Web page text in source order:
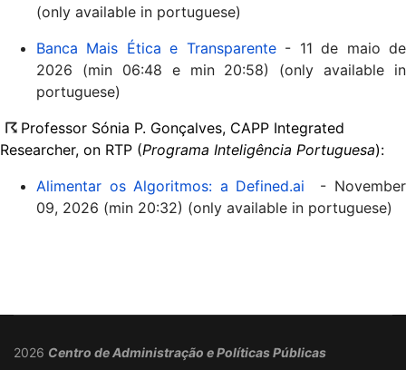
(only available in portuguese)
Banca Mais Ética e Transparente- 11 de maio de
2026 (min 06:48 e min 20:58) (only available in
portuguese)
☈ Professor Sónia P. Gonçalves, CAPP Integrated
Researcher, on RTP (Programa Inteligência Portuguesa):
Alimentar os Algoritmos: a Defined.ai - November
09, 2026 (min 20:32) (only available in portuguese)
2026 Centro de Administração e Políticas Públicas